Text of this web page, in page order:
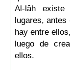
Al-lâh existe
lugares,
hay entre
luego de
ellos.